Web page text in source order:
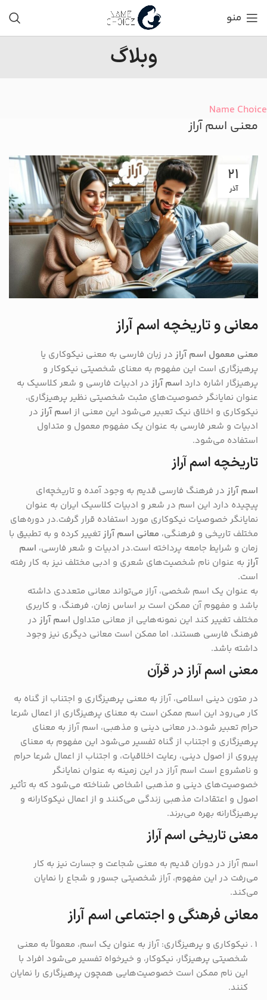
منو
وبلاگ
Name Choice
معنی اسم آراز
21
آذر
معانی و تاریخچه اسم آراز
معنی معمول اسم آراز در زبان فارسی به معنی نیکوکاری یا
پرهیزگاری است این مفهوم به معنای شخصیتی نیکوکار و
پرهیزگار اشاره دارد اسم آراز در ادبیات فارسی و شعر کلاسیک به
عنوان نمایانگر خصوصیت‌های مثبت شخصیتی نظیر پرهیزگاری،
نیکوکاری و اخلاق نیک تعبیر می‌شود این معنی از اسم آراز در
ادبیات و شعر فارسی به عنوان یک مفهوم معمول و متداول
استفاده می‌شود.
تاریخچه اسم آراز
اسم آراز در فرهنگ فارسی قدیم به وجود آمده و تاریخچه‌ای
پیچیده دارد این اسم در شعر و ادبیات کلاسیک ایران به عنوان
نمایانگر خصوصیات نیکوکاری مورد استفاده قرار گرفت.در دوره‌های
مختلف تاریخی و فرهنگی، معانی اسم آرازتغییر کرده و به تطبیق با
زمان و شرایط جامعه پرداخته است.در ادبیات و شعر فارسی، اسم
آراز به عنوان نام شخصیت‌های شعری و ادبی مختلف نیز به کار رفته
است.
به عنوان یک اسم شخصی، آراز می‌تواند معانی متعددی داشته
باشد و مفهوم آن ممکن است بر اساس زمان، فرهنگ، و کاربری
مختلف تغییر کند این نمونه‌هایی از معانی متداول اسم آراز در
فرهنگ فارسی هستند، اما ممکن است معانی دیگری نیز وجود
داشته باشد.
معنی اسم آراز در قرآن
در متون دینی اسلامی، آراز به معنی پرهیزگاری و اجتناب از گناه به
کار می‌رود این اسم ممکن است به معنای پرهیزگاری از اعمال شرعا
حرام تعبیر شود.در معانی دینی و مذهبی، اسم آراز به معنای
پرهیزگاری و اجتناب از گناه تفسیر می‌شود این مفهوم به معنای
پیروی از اصول دینی، رعایت اخلاقیات، و اجتناب از اعمال شرعا حرام
و نامشروع است اسم آراز در این زمینه به عنوان نمایانگر
خصوصیت‌های دینی و مذهبی اشخاص شناخته می‌شود که به تأثیر
اصول و اعتقادات مذهبی زندگی می‌کنند و از اعمال نیکوکارانه و
پرهیزگارانه بهره می‌برند.
معنی تاریخی اسم آراز
اسم آراز در دوران قدیم به معنی شجاعت و جسارت نیز به کار
می‌رفت در این مفهوم، آراز شخصیتی جسور و شجاع را نمایان
می‌کند.
معانی فرهنگی و اجتماعی اسم آراز
نیکوکاری و پرهیزگاری: آراز به عنوان یک اسم، معمولاً به معنی
شخصیتی پرهیزگار، نیکوکار، و خیرخواه تفسیر می‌شود افراد با
این نام ممکن است خصوصیت‌هایی همچون پرهیزگاری را نمایان
کنند.